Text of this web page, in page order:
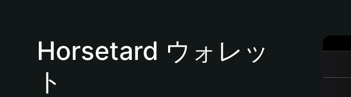
Português (Portugal)
Bahasa Indonesia
Horsetard ウォレッ
ト